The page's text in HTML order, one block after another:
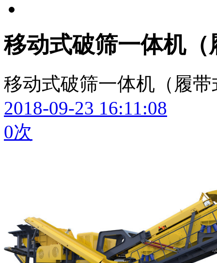
移动式破筛一体机（
移动式破筛一体机（履带
2018-09-23 16:11:08
0次